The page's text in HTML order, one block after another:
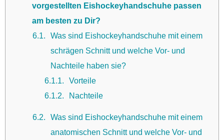
vorgestellten Eishockeyhandschuhe passen
am besten zu Dir?
6.1
Was sind Eishockeyhandschuhe mit einem
schrägen Schnitt und welche Vor- und
Nachteile haben sie?
6.1.1
Vorteile
6.1.2
Nachteile
6.2
Was sind Eishockeyhandschuhe mit einem
anatomischen Schnitt und welche Vor- und